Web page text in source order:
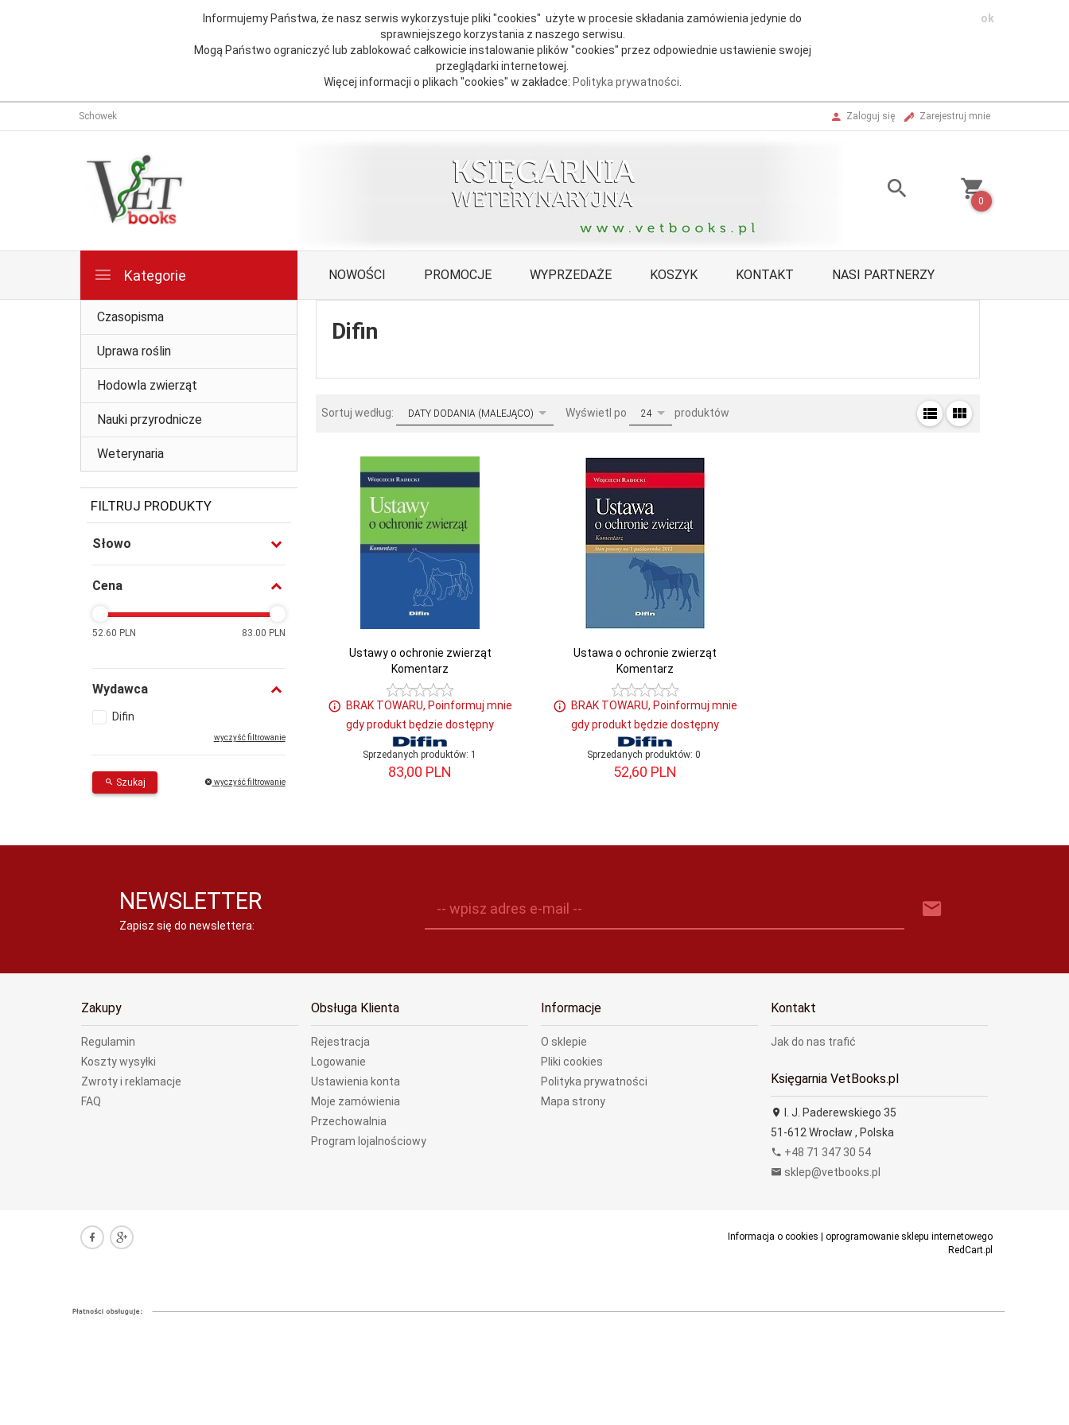
Informujemy Państwa, że nasz serwis wykorzystuje pliki "cookies" użyte w procesie składania zamówienia jedynie do
sprawniejszego korzystania z naszego serwisu.
Mogą Państwo ograniczyć lub zablokować całkowicie instalowanie plików "cookies" przez odpowiednie ustawienie swojej
przeglądarki internetowej.
Więcej informacji o plikach "cookies" w zakładce: Polityka prywatności.
ok
Schowek Zaloguj się Zarejestruj mnie
0
Kategorie NOWOŚCI PROMOCJE WYPRZEDAŻE KOSZYK KONTAKT NASI PARTNERZY
Czasopisma
Uprawa roślin
Hodowla zwierząt
Nauki przyrodnicze
Weterynaria
FILTRUJ PRODUKTY
Słowo
Cena
52.60 PLN 83.00 PLN
Wydawca
Difin
wyczyść filtrowanie
Szukaj wyczyść filtrowanie
Difin
Sortuj według: sortDATY DODANIA (MALEJĄCO) Wyświetl po pop24 produktów
Ustawy o ochronie zwierząt
Komentarz
BRAK TOWARU, Poinformuj mnie
gdy produkt będzie dostępny
Sprzedanych produktów: 1
83,00 PLN
Ustawa o ochronie zwierząt
Komentarz
BRAK TOWARU, Poinformuj mnie
gdy produkt będzie dostępny
Sprzedanych produktów:0
52,60 PLN
NEWSLETTER
Zapisz się do newslettera:
-- wpisz adres e-mail --
Zakupy
Regulamin
Koszty wysyłki
Zwroty i reklamacje
FAQ
Obsługa Klienta
Rejestracja
Logowanie
Ustawienia konta
Moje zamówienia
Przechowalnia
Program lojalnościowy
Informacje
O sklepie
Pliki cookies
Polityka prywatności
Mapa strony
Kontakt
Jak do nas trafić
Księgarnia VetBooks.pl
I. J. Paderewskiego 35
51-612 Wrocław , Polska
+48 71 347 30 54
sklep@vetbooks.pl
Informacja o cookies | oprogramowanie sklepu internetowego
RedCart.pl